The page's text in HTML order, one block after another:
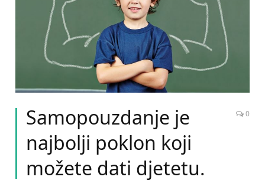
Samopouzdanje je
najbolji poklon koji
možete dati djetetu.
0